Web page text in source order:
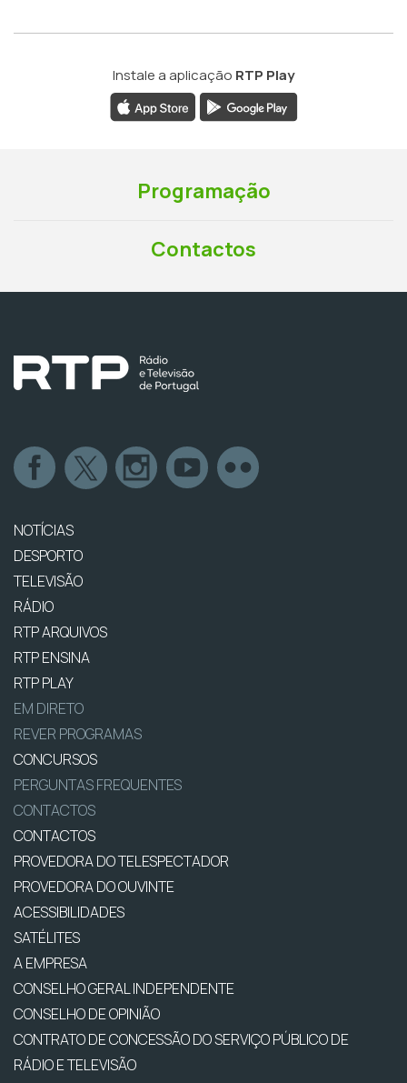
Instale a aplicação RTP Play
Programação
Contactos
NOTÍCIAS
DESPORTO
TELEVISÃO
RÁDIO
RTP ARQUIVOS
RTP ENSINA
RTP PLAY
EM DIRETO
REVER PROGRAMAS
CONCURSOS
PERGUNTAS FREQUENTES
CONTACTOS
CONTACTOS
PROVEDORA DO TELESPECTADOR
PROVEDORA DO OUVINTE
ACESSIBILIDADES
SATÉLITES
A EMPRESA
CONSELHO GERAL INDEPENDENTE
CONSELHO DE OPINIÃO
CONTRATO DE CONCESSÃO DO SERVIÇO PÚBLICO DE
RÁDIO E TELEVISÃO